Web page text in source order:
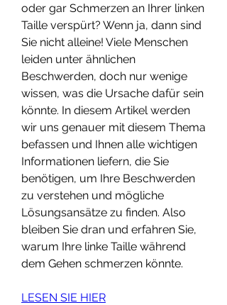
oder gar Schmerzen an Ihrer linken
Taille verspürt? Wenn ja, dann sind
Sie nicht alleine! Viele Menschen
leiden unter ähnlichen
Beschwerden, doch nur wenige
wissen, was die Ursache dafür sein
könnte. In diesem Artikel werden
wir uns genauer mit diesem Thema
befassen und Ihnen alle wichtigen
Informationen liefern, die Sie
benötigen, um Ihre Beschwerden
zu verstehen und mögliche
Lösungsansätze zu finden. Also
bleiben Sie dran und erfahren Sie,
warum Ihre linke Taille während
dem Gehen schmerzen könnte.
LESEN SIE HIER